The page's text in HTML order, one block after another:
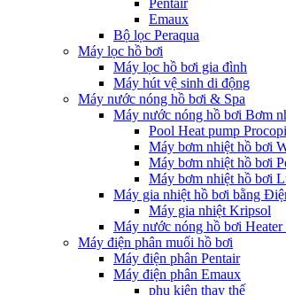
Pentair
Emaux
Bộ lọc Peraqua
Máy lọc hồ bơi
Máy lọc hồ bơi gia đình
Máy hút vệ sinh di động
Máy nước nóng hồ bơi & Spa
Máy nước nóng hồ bơi Bơm
Pool Heat pump Procopi
Máy bơm nhiệt hồ bơi
Máy bơm nhiệt hồ bơi
Máy bơm nhiệt hồ bơi
Máy gia nhiệt hồ bơi bằng
Máy gia nhiệt Kripsol
Máy nước nóng hồ bơi Heater
Máy điện phân muối hồ bơi
Máy điện phân Pentair
Máy điện phân Emaux
phụ kiện thay thế